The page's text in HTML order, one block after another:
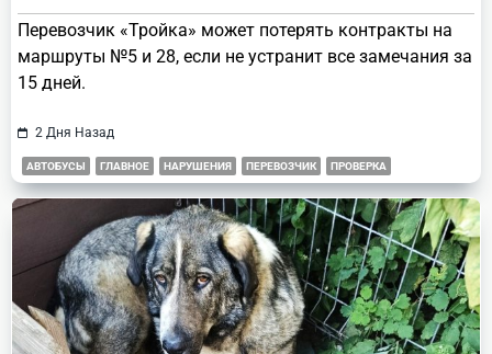
Перевозчик «Тройка» может потерять контракты на
маршруты №5 и 28, если не устранит все замечания за
15 дней.
2 Дня Назад
АВТОБУСЫ ГЛАВНОЕ НАРУШЕНИЯ ПЕРЕВОЗЧИК ПРОВЕРКА